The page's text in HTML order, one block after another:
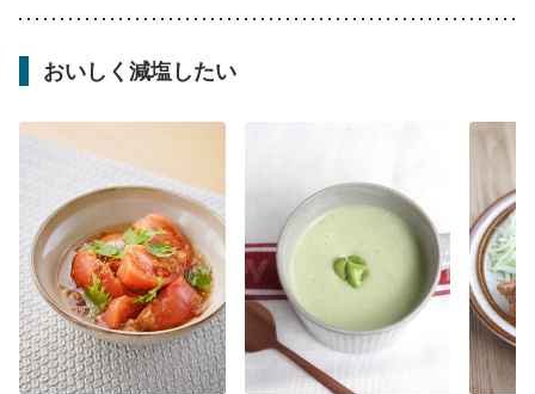
おいしく減塩したい